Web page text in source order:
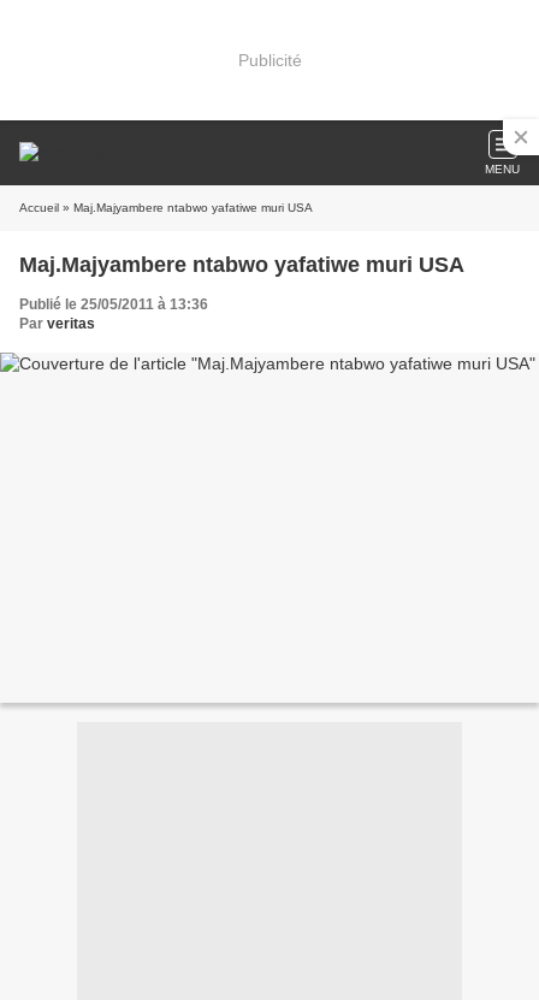
Publicité
MENU
Accueil » Maj.Majyambere ntabwo yafatiwe muri USA
Maj.Majyambere ntabwo yafatiwe muri USA
Publié le 25/05/2011 à 13:36
Par veritas